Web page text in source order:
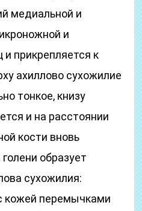
медиальной и
и
прикрепляется к
ахиллово сухожилие
тонкое, книзу
и на расстоянии
кости вновь
образует
сухожилия:
кожей перемычками